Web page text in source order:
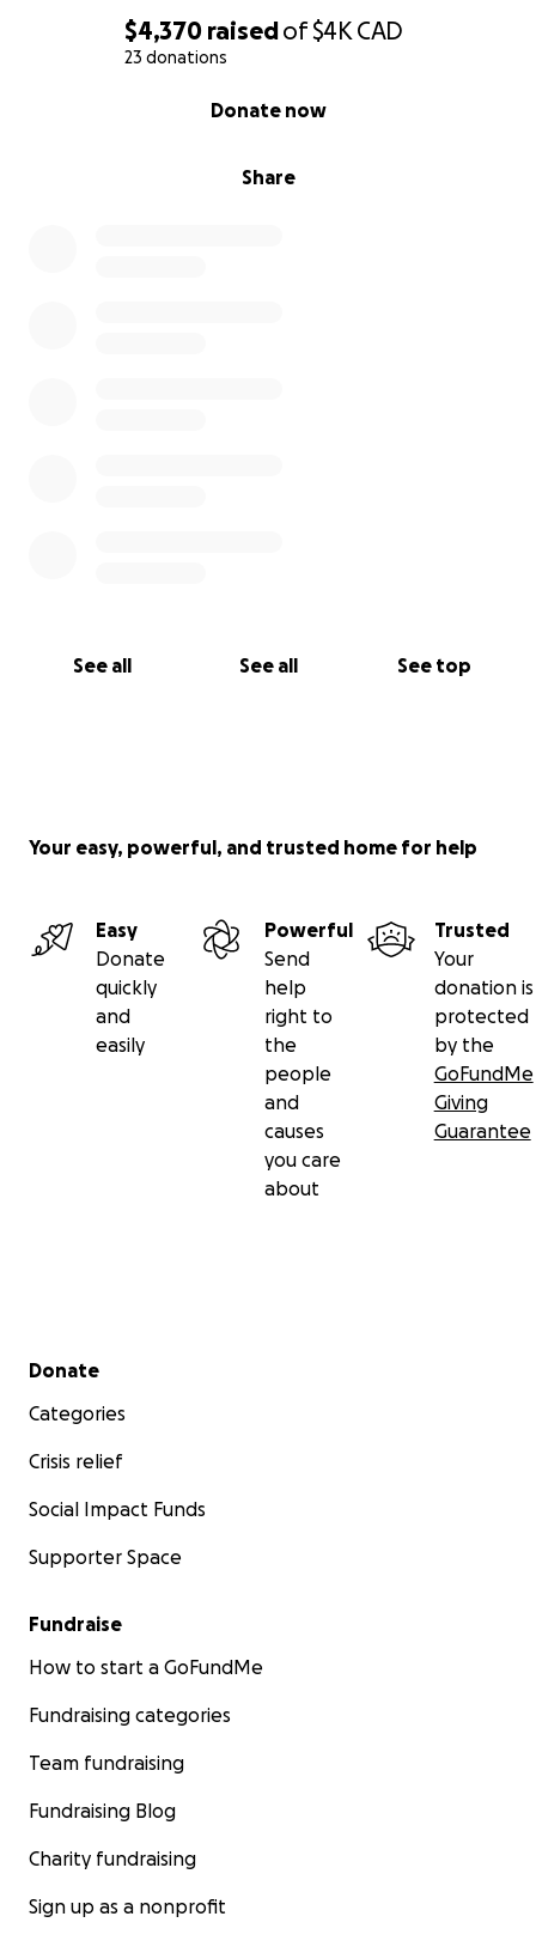
$4,370 raisedof$4K CAD
23 donations
Share
Donate now
See all See all See top
Your easy, powerful, and trusted home for help
Easy
Donate
quickly
and
easily
Powerful
Send
help
right to
the
people
and
causes
you care
about
Trusted
Your
donation is
protected
by the
GoFundMe
Giving
Guarantee
Secondary menu
Donate
Categories
Crisis relief
Social Impact Funds
Supporter Space
Fundraise
How to start a GoFundMe
Fundraising categories
Team fundraising
Fundraising Blog
Charity fundraising
Sign up as a nonprofit